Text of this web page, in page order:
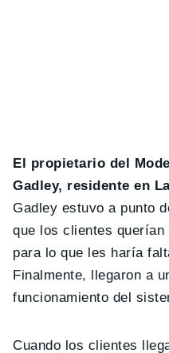
El propietario del
Gadley, residente en
Gadley estuvo a punto
que los clientes querían
para lo que les haría
Finalmente, llegaron a
funcionamiento del
Cuando los clientes